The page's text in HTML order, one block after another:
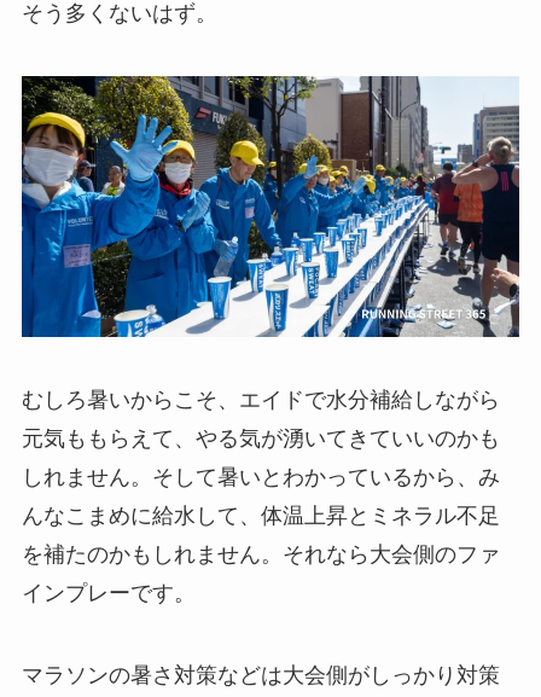
そう多くないはず。
むしろ暑いからこそ、エイドで水分補給しながら
元気ももらえて、やる気が湧いてきていいのかも
しれません。そして暑いとわかっているから、み
んなこまめに給水して、体温上昇とミネラル不足
を補たのかもしれません。それなら大会側のファ
インプレーです。
マラソンの暑さ対策などは大会側がしっかり対策